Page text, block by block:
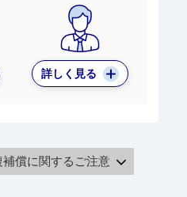
詳しく見る
補償に関するご注意